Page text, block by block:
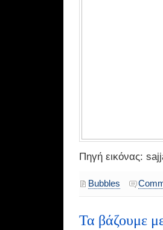
Πηγή εικόνας:
Bubbles
Τα βάζουμε